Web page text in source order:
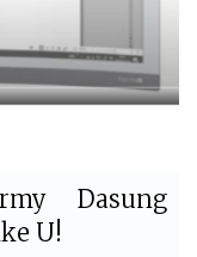
Dasung
U!